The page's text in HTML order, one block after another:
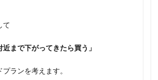
て
近まで下がってきたら買う」
ランを考えます。